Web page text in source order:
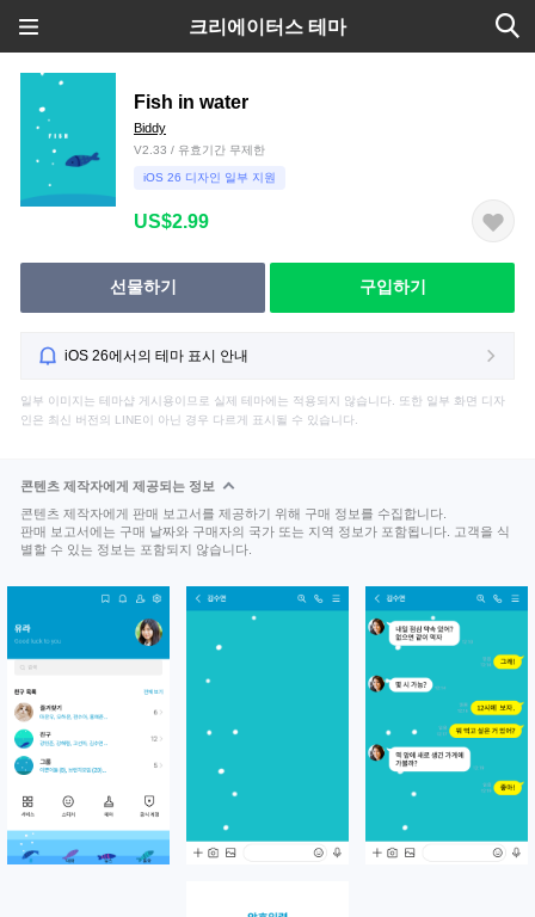
크리에이터스 테마
Fish in water
Biddy
V2.33 / 유효기간 무제한
iOS 26 디자인 일부 지원
US$2.99
선물하기 구입하기
iOS 26에서의 테마 표시 안내
일부 이미지는 테마샵 게시용이므로 실제 테마에는 적용되지 않습니다. 또한 일부 화면 디자
인은 최신 버전의 LINE이 아닌 경우 다르게 표시될 수 있습니다.
콘텐츠 제작자에게 제공되는 정보
콘텐츠 제작자에게 판매 보고서를 제공하기 위해 구매 정보를 수집합니다.
판매 보고서에는 구매 날짜와 구매자의 국가 또는 지역 정보가 포함됩니다. 고객을 식
별할 수 있는 정보는 포함되지 않습니다.